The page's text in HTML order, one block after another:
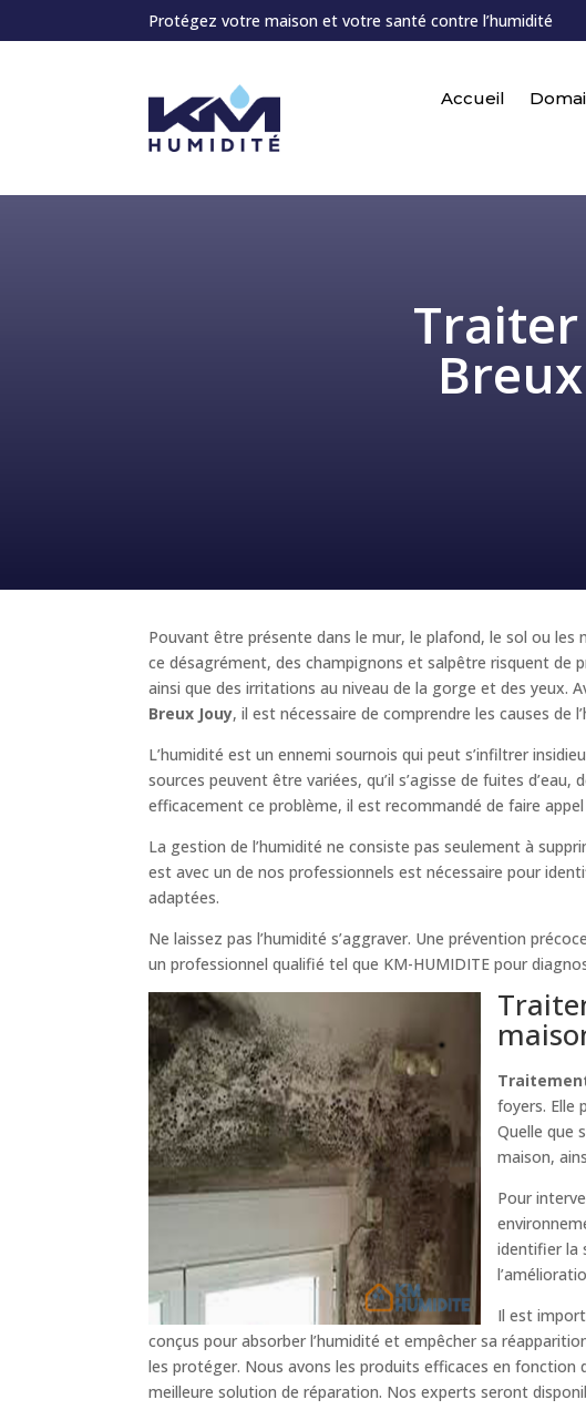
Protégez votre maison et votre santé contre l’humidité
Accueil
Pouvant être présente dans le mur, le plafond, le sol ou les
ce désagrément, des champignons et salpêtre risquent de
ainsi que des irritations au niveau de la gorge et des yeux.
Breux Jouy, il est nécessaire de comprendre les causes de
L’humidité est un ennemi sournois qui peut s’infiltrer
sources peuvent être variées, qu’il s’agisse de fuites
efficacement ce problème, il est recommandé de faire
La gestion de l’humidité ne consiste pas seulement à
est avec un de nos professionnels est nécessaire pour
adaptées.
Ne laissez pas l’humidité s’aggraver. Une prévention
un professionnel qualifié tel que KM-HUMIDITE pour
foyers. Elle
Quelle que
maison,
Pour
identifier la
Il est
conçus pour absorber l’humidité et empêcher sa
les protéger. Nous avons les produits efficaces en
meilleure solution de réparation. Nos experts seront